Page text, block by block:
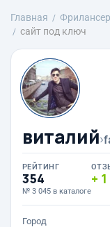
Главная
сайт под ключ
виталий›
РЕЙТИНГ
354
№ 3 045 в каталоге
1
Город